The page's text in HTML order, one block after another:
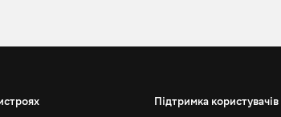
Підтримка користувачів